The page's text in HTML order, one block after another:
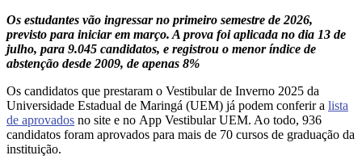
Os estudantes vão ingressar no primeiro semestre de 2026,
previsto para iniciar em março. A prova foi aplicada no dia 13 de
julho, para 9.045 candidatos, e registrou o menor índice de
abstenção desde 2009, de apenas 8%
Os candidatos que prestaram o Vestibular de Inverno 2025 da
Universidade Estadual de Maringá (UEM) já podem conferir a lista
de aprovados no site e no App Vestibular UEM. Ao todo, 936
candidatos foram aprovados para mais de 70 cursos de graduação da
instituição.